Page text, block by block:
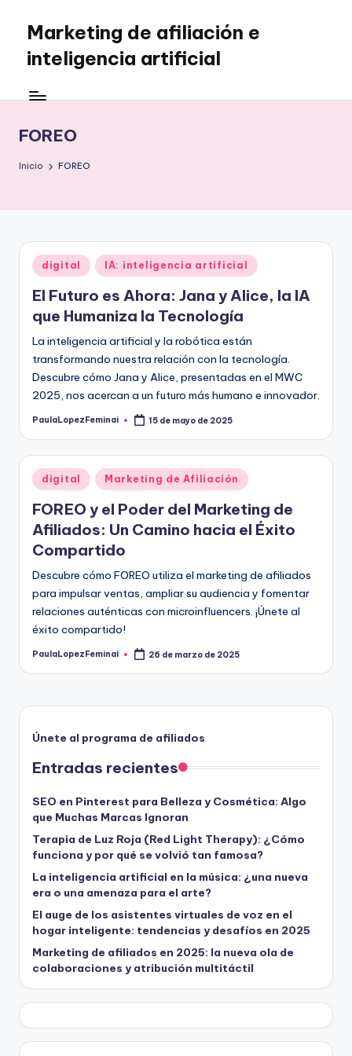
Saltar
contenido
Marketing de afiliación e
inteligencia artificial
FOREO
Inicio FOREO
Publicado
en
digital IA: inteligencia artificial
El Futuro es Ahora: Jana y Alice, la IA
que Humaniza la Tecnología
La inteligencia artificial y la robótica están
transformando nuestra relación con la tecnología.
Descubre cómo Jana y Alice, presentadas en el MWC
2025, nos acercan a un futuro más humano e innovador.
Publicado
PaulaLopezFeminai 15 de mayo de 2025
Publicado
en
digital Marketing de Afiliación
FOREO y el Poder del Marketing de
Afiliados: Un Camino hacia el Éxito
Compartido
Descubre cómo FOREO utiliza el marketing de afiliados
para impulsar ventas, ampliar su audiencia y fomentar
relaciones auténticas con microinfluencers. ¡Únete al
éxito compartido!
Publicado
PaulaLopezFeminai 26 de marzo de 2025
Únete al programa de afiliados
Entradas recientes
SEO en Pinterest para Belleza y Cosmética: Algo
que Muchas Marcas Ignoran
Terapia de Luz Roja (Red Light Therapy): ¿Cómo
funciona y por qué se volvió tan famosa?
La inteligencia artificial en la música: ¿una nueva
era o una amenaza para el arte?
El auge de los asistentes virtuales de voz en el
hogar inteligente: tendencias y desafíos en 2025
Marketing de afiliados en 2025: la nueva ola de
colaboraciones y atribución multitáctil